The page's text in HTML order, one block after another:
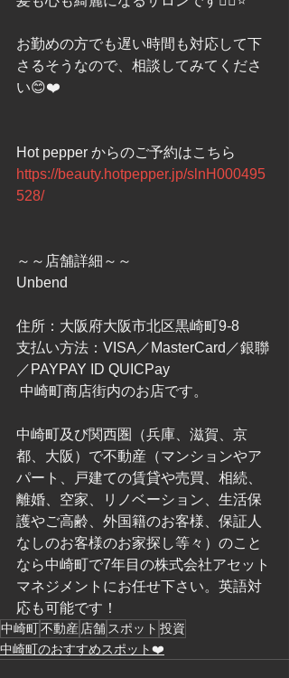
お勤めの方でも遅い時間も対応して下
さるそうなので、相談してみてくださ
い😊❤️
Hot pepper からのご予約はこちら
https://beauty.hotpepper.jp/slnH000495
528/
～～店舗詳細～～
Unbend
住所：大阪府大阪市北区黒崎町9-8
支払い方法：VISA／MasterCard／銀聯
／PAYPAY ID QUICPay
中崎町商店街内のお店です。
中崎町及び関西圏（兵庫、滋賀、京
都、大阪）で不動産（マンションやア
パート、戸建ての賃貸や売買、相続、
離婚、空家、リノベーション、生活保
護やご高齢、外国籍のお客様、保証人
なしのお客様のお家探し等々）のこと
なら中崎町で7年目の株式会社アセット
マネジメントにお任せ下さい。英語対
応も可能です！
中崎町不動産 店舗 スポット 投資
中崎町のおすすめスポット❤️